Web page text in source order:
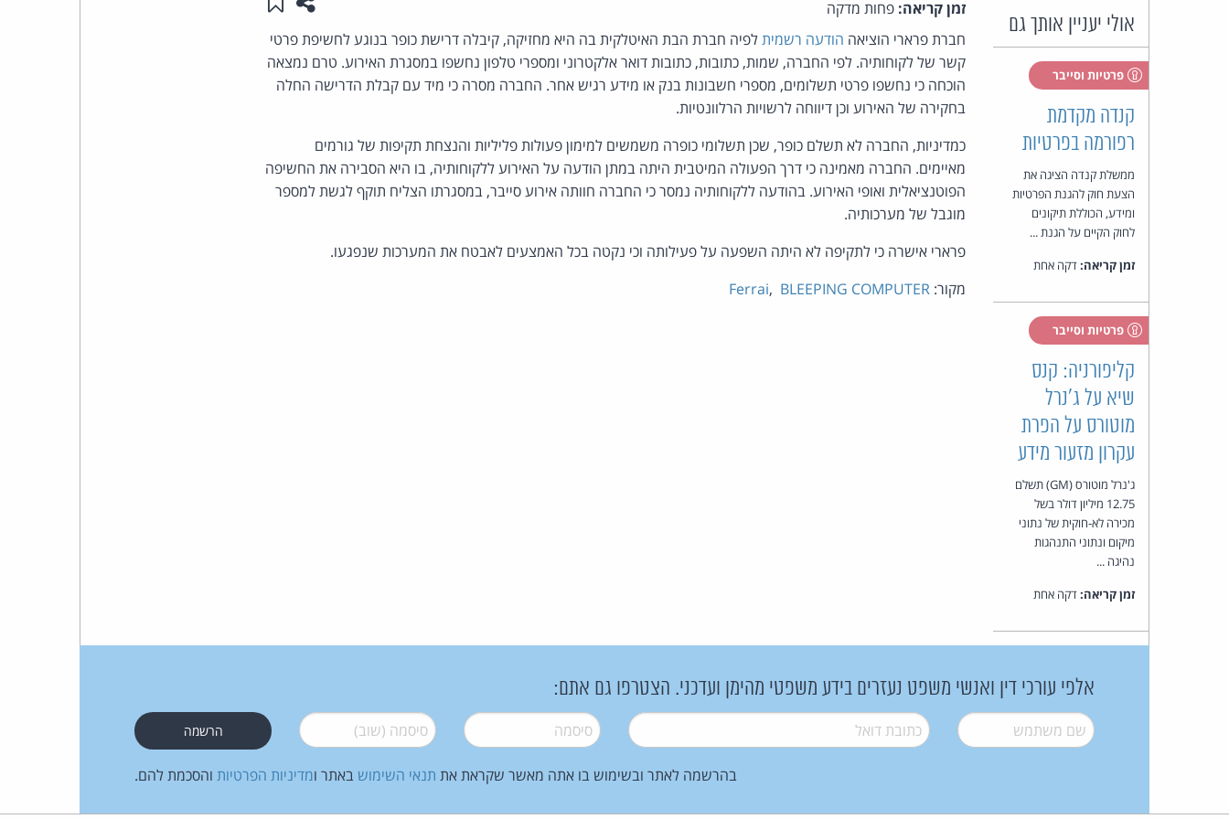
אולי יעניין אותך גם
פרטיות וסייבר
קנדה מקדמת
רפורמה בפרטיות
ממשלת קנדה הציגה את
הצעת חוק להגנת הפרטיות
ומידע, הכוללת תיקונים
לחוק הקיים על הגנת ...
זמן קריאה:דקה אחת
פרטיות וסייבר
קליפורניה: קנס
שיא על ג'נרל
מוטורס על הפרת
עקרון מזעור מידע
ג'נרל מוטורס (GM) תשלם
12.75 מיליון דולר בשל
מכירה לא-חוקית של נתוני
מיקום ונתוני התנהגות
נהיגה ...
זמן קריאה:דקה אחת
זמן קריאה: פחות מדקה
חברת פרארי הוציאה הודעה רשמיתלפיה חברת הבת האיטלקית בה היא מחזיקה, קיבלה דרישת כופר בנוגע לחשיפת פרטי
קשר של לקוחותיה. לפי החברה, שמות, כתובות, כתובות דואר אלקטרוני ומספרי טלפון נחשפו במסגרת האירוע. טרם נמצאה
הוכחה כי נחשפו פרטי תשלומים, מספרי חשבונות בנק או מידע רגיש אחר. החברה מסרה כי מיד עם קבלת הדרישה החלה
בחקירה של האירוע וכן דיווחה לרשויות הרלוונטיות.
כמדיניות, החברה לא תשלם כופר, שכן תשלומי כופרה משמשים למימון פעולות פליליות והנצחת תקיפות של גורמים
מאיימים. החברה מאמינה כי דרך הפעולה המיטבית היתה במתן הודעה על האירוע ללקוחותיה, בו היא הסבירה את החשיפה
הפוטנציאלית ואופי האירוע. בהודעה ללקוחותיה נמסר כי החברה חוותה אירוע סייבר, במסגרתו הצליח תוקף לגשת למספר
מוגבל של מערכותיה.
פרארי אישרה כי לתקיפה לא היתה השפעה על פעילותה וכי נקטה בכל האמצעים לאבטח את המערכות שנפגעו.
מקור:
Ferrai, BLEEPING COMPUTER
אלפי עורכי דין ואנשי משפט נעזרים בידע משפטי מהימן ועדכני. הצטרפו גם אתם:
שם משתמש* דואל* סיסמה* סיסמה (שוב)*
בהרשמה לאתר ובשימוש בו אתה מאשר שקראת את תנאי השימוש באתר ומדיניות הפרטיות והסכמת להם.